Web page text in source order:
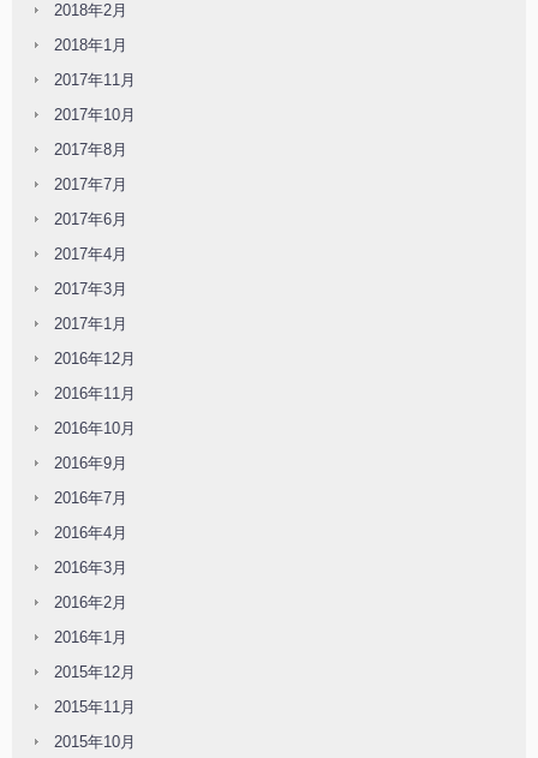
2018年2月
2018年1月
2017年11月
2017年10月
2017年8月
2017年7月
2017年6月
2017年4月
2017年3月
2017年1月
2016年12月
2016年11月
2016年10月
2016年9月
2016年7月
2016年4月
2016年3月
2016年2月
2016年1月
2015年12月
2015年11月
2015年10月